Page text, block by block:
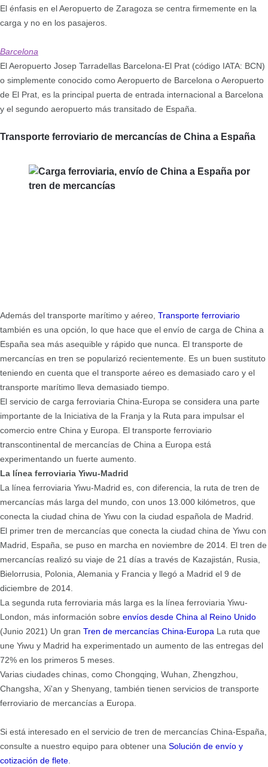
El énfasis en el Aeropuerto de Zaragoza se centra firmemente en la
carga y no en los pasajeros.
Barcelona
El Aeropuerto Josep Tarradellas Barcelona-El Prat (código IATA: BCN)
o simplemente conocido como Aeropuerto de Barcelona o Aeropuerto
de El Prat, es la principal puerta de entrada internacional a Barcelona
y el segundo aeropuerto más transitado de España.
Transporte ferroviario de mercancías de China a España
Además del transporte marítimo y aéreo, Transporte ferroviario
también es una opción, lo que hace que el envío de carga de China a
España sea más asequible y rápido que nunca. El transporte de
mercancías en tren se popularizó recientemente. Es un buen sustituto
teniendo en cuenta que el transporte aéreo es demasiado caro y el
transporte marítimo lleva demasiado tiempo.
El servicio de carga ferroviaria China-Europa se considera una parte
importante de la Iniciativa de la Franja y la Ruta para impulsar el
comercio entre China y Europa. El transporte ferroviario
transcontinental de mercancías de China a Europa está
experimentando un fuerte aumento.
La línea ferroviaria Yiwu-Madrid
La línea ferroviaria Yiwu-Madrid es, con diferencia, la ruta de tren de
mercancías más larga del mundo, con unos 13.000 kilómetros, que
conecta la ciudad china de Yiwu con la ciudad española de Madrid.
El primer tren de mercancías que conecta la ciudad china de Yiwu con
Madrid, España, se puso en marcha en noviembre de 2014. El tren de
mercancías realizó su viaje de 21 días a través de Kazajistán, Rusia,
Bielorrusia, Polonia, Alemania y Francia y llegó a Madrid el 9 de
diciembre de 2014.
La segunda ruta ferroviaria más larga es la línea ferroviaria Yiwu-
London, más información sobre envíos desde China al Reino Unido
(Junio 2021) Un gran Tren de mercancías China-Europa La ruta que
une Yiwu y Madrid ha experimentado un aumento de las entregas del
72% en los primeros 5 meses.
Varias ciudades chinas, como Chongqing, Wuhan, Zhengzhou,
Changsha, Xi'an y Shenyang, también tienen servicios de transporte
ferroviario de mercancías a Europa.
Si está interesado en el servicio de tren de mercancías China-España,
consulte a nuestro equipo para obtener una Solución de envío y
cotización de flete